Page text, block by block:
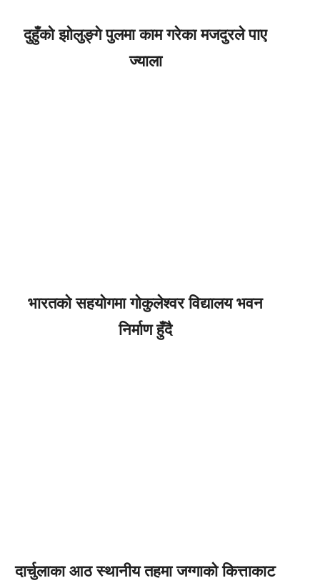
दुहुँको झोलुङ्गे पुलमा काम गरेका मजदुरले पाए
ज्याला
भारतकाे सहयाेगमा गाेकुलेश्वर विद्यालय भवन
निर्माण हुँदै
दार्चुलाका आठ स्थानीय तहमा जग्गाको कित्ताकाट